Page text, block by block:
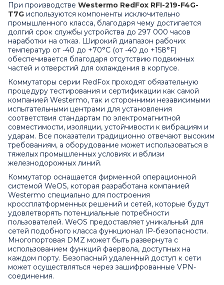
При производстве Westermo RedFox RFI-219-F4G-
T7G используются компоненты исключительно
промышленного класса, благодаря чему достигается
долгий срок службы устройства до 297 000 часов
наработки на отказ. Широкий диапазон рабочих
температур от -40 до +70°C (от -40 до +158°F)
обеспечивается благодаря отсутствию подвижных
частей и отверстий для охлаждения в корпусе.
Коммутаторы серии RedFox проходят обязательную
процедуру тестирования и сертификации как самой
компанией Westermo, так и сторонними независимыми
испытательными центрами для установления
соответствия стандартам по электромагнитной
совместимости, изоляции, устойчивости к вибрациям и
ударам. Все показатели традиционно отвечают высоким
требованиям, а оборудование может использоваться в
тяжелых промышленных условиях и вблизи
железнодорожных линий.
Коммутатор оснащается фирменной операционной
системой WeOS, которая разработана компанией
Westermo специально для построения
кроссплатформенных решений и сетей, которые будут
удовлетворять потенциальные потребности
пользователей. WeOS предоставляет уникальный для
сетей подобного класса функционал IP-безопасности.
Многопортовая DMZ может быть развернута с
использованием функций фаервола, доступных на
каждом порту. Безопасный удаленный доступ к сети
может осуществляться через зашифрованные VPN-
соединения.